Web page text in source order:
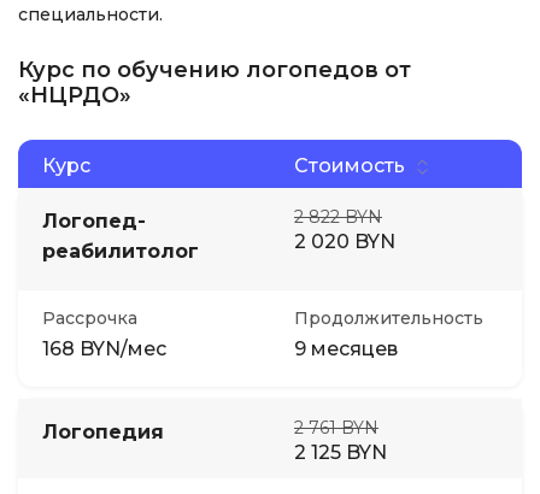
специальности.
Курс по обучению логопедов от
«НЦРДО»
Курс Стоимость
Логопед-
реабилитолог
2 822 BYN
2 020 BYN
Рассрочка
168 BYN/мес
Продолжительность
9 месяцев
Логопедия 2 761 BYN
2 125 BYN